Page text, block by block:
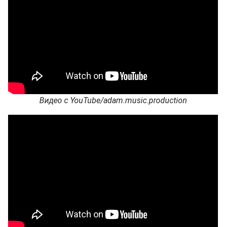
Видео с YouTube/adam.music.production